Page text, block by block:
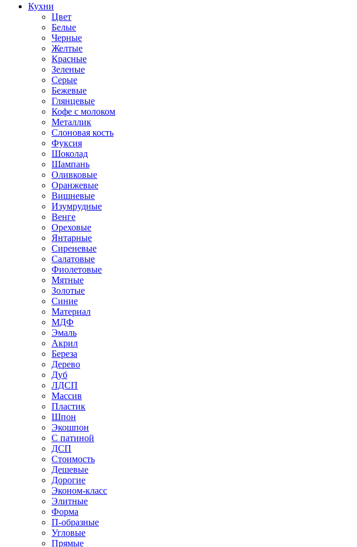
Кухни
Цвет
Белые
Черные
Желтые
Красные
Зеленые
Серые
Бежевые
Глянцевые
Кофе с молоком
Металлик
Слоновая кость
Фуксия
Шоколад
Шампань
Оливковые
Оранжевые
Вишневые
Изумрудные
Венге
Ореховые
Янтарные
Сиреневые
Салатовые
Фиолетовые
Мятные
Золотые
Синие
Материал
МДФ
Эмаль
Акрил
Береза
Дерево
Дуб
ЛДСП
Массив
Пластик
Шпон
Экошпон
С патиной
ДСП
Стоимость
Дешевые
Дорогие
Эконом-класс
Элитные
Форма
П-образные
Угловые
Прямые